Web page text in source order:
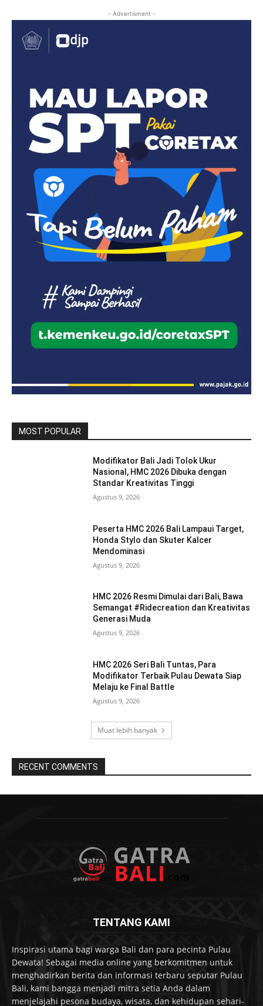
- Advertisment -
MOST POPULAR
Modifikator Bali Jadi Tolok Ukur
Nasional, HMC 2026 Dibuka dengan
Standar Kreativitas Tinggi
Agustus 9, 2026
Peserta HMC 2026 Bali Lampaui Target,
Honda Stylo dan Skuter Kalcer
Mendominasi
Agustus 9, 2026
HMC 2026 Resmi Dimulai dari Bali, Bawa
Semangat #Ridecreation dan Kreativitas
Generasi Muda
Agustus 9, 2026
HMC 2026 Seri Bali Tuntas, Para
Modifikator Terbaik Pulau Dewata Siap
Melaju ke Final Battle
Agustus 9, 2026
Muat lebih banyak
RECENT COMMENTS
TENTANG KAMI
Inspirasi utama bagi warga Bali dan para pecinta Pulau
Dewata! Sebagai media online yang berkomitmen untuk
menghadirkan berita dan informasi terbaru seputar Pulau
Bali, kami bangga menjadi mitra setia Anda dalam
menjelajahi pesona budaya, wisata, dan kehidupan sehari-